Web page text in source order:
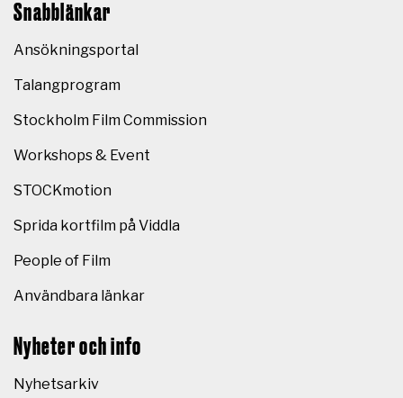
Snabblänkar
Ansökningsportal
Talangprogram
Stockholm Film Commission
Workshops & Event
STOCKmotion
Sprida kortfilm på Viddla
People of Film
Användbara länkar
Nyheter och info
Nyhetsarkiv